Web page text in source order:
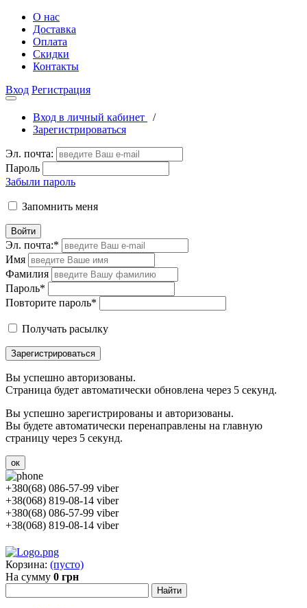
О нас
Доставка
Оплата
Скидки
Контакты
Вход Регистрация
Вход в личный кабинет
/
Зарегистрироваться
Эл. почта:
Пароль
Забыли пароль
Запомнить меня
Войти
Эл. почта:*
Имя
Фамилия
Пароль*
Повторите пароль*
Получать расылку
Зарегистрироваться
Вы успешно авторизованы.
Страница будет автоматически обновлена через 5 секунд.
Вы успешно зарегистрированы и авторизованы.
Вы будете автоматически перенаправлены на главную
страницу через 5 секунд.
ок
+380(68) 086-57-99 viber
+38(068) 819-08-14 viber
+380(68) 086-57-99 viber
+38(068) 819-08-14 viber
Корзина: (пусто)
На сумму 0 грн